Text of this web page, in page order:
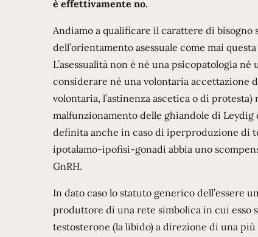
è effettivamente no.
Andiamo a qualificare il carattere di bisogno
dell’orientamento asessuale come mai
L’asessualità non è né una psicopatologia
considerare nè una volontaria accettazione
volontaria, l’astinenza ascetica o di protesta)
malfunzionamento delle ghiandole di Leydig
definita anche in caso di iperproduzione di
ipotalamo-ipofisi-gonadi abbia uno
GnRH.
In dato caso lo statuto generico dell’essere
produttore di una rete simbolica in cui esso
testosterone (la libido) a direzione di una